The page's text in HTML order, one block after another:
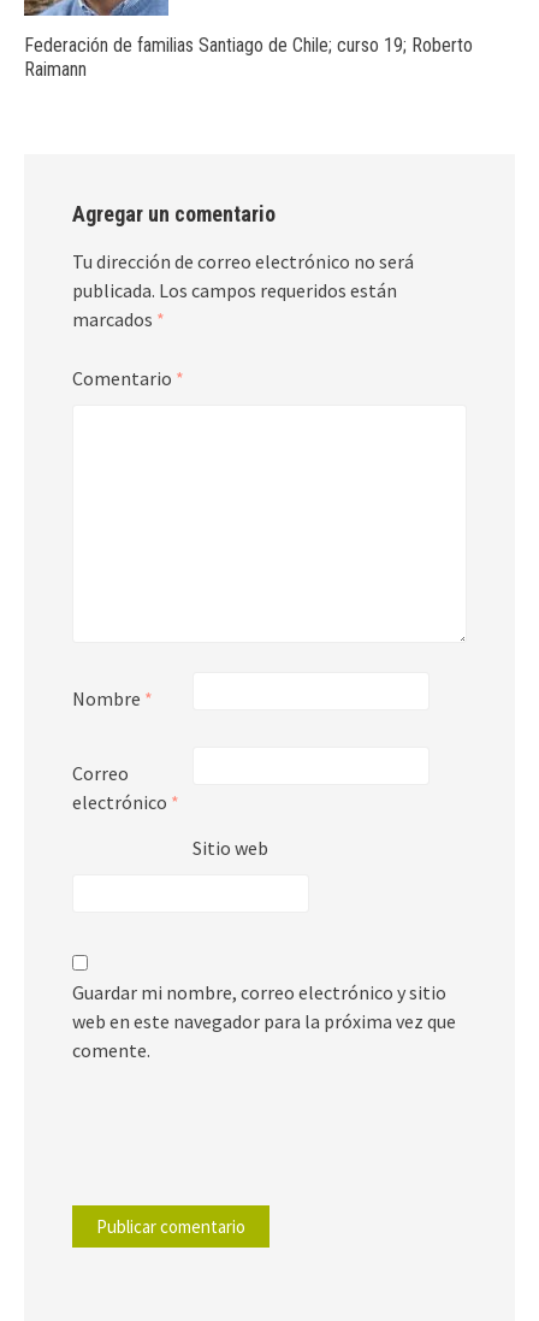
Federación de familias Santiago de Chile; curso 19; Roberto
Raimann
Agregar un comentario
Tu dirección de correo electrónico no será
publicada. Los campos requeridos están
marcados *
Comentario *
Nombre *
Correo
electrónico *
Sitio web
Guardar mi nombre, correo electrónico y sitio
web en este navegador para la próxima vez que
comente.